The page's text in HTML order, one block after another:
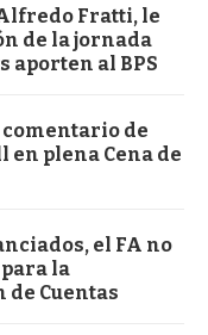
Fratti, le
de la jornada
aporten al BPS
comentario de
en plena Cena de
el FA no
la
de Cuentas